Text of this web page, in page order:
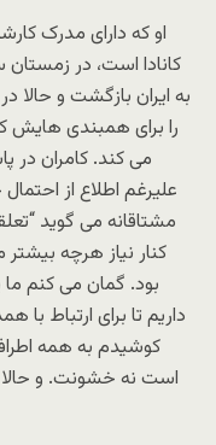
او که دارای مدرک
به ایران بازگشت و حالا
را برای همبندی هایش
می کند. کامران در
علیرغم اطلاع از
مشتاقانه می گوید
کنار نیاز هرچه
بود. گمان می کنم
داریم تا برای ارتباط
کوشیدم به همه
است نه خشونت. و حالا